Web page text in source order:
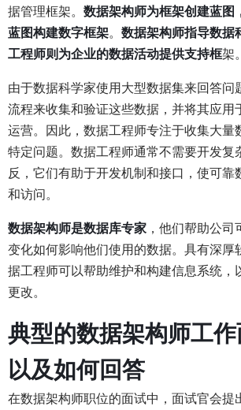
据管理框架。 数据架构师为框架创建蓝图
蓝图构建数字框架。 数据架构师指导数据
工程师则为企业的数据活动提供支持框架。
由于数据科学家使用大型数据集来回答问
流程来收集和验证这些数据，并将其应用
运营。因此，数据工程师专注于收集大量
特定问题。数据工程师通常不需要开发复
反，它们有助于开发机制和接口，使可靠
和访问。
数据架构师是数据库专家 ，他们帮助公
变化如何影响他们使用的数据。具有深厚
据工程师可以帮助维护和构建信息系统，
更改。
典型的数据架构师工
以及如何回答
在数据架构师职位的面试中，面试官会提